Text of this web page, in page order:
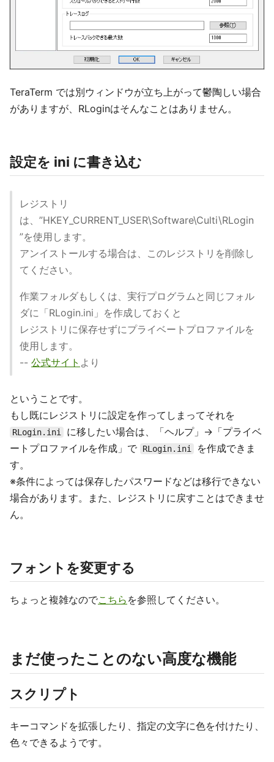
TeraTerm では別ウィンドウが立ち上がって鬱陶しい場合
がありますが、RLoginはそんなことはありません。
設定を ini に書き込む
レジストリ
は、”HKEY_CURRENT_USER\Software\Culti\RLogin
”を使用します。
アンイストールする場合は、このレジストリを削除し
てください。
作業フォルダもしくは、実行プログラムと同じフォル
ダに「RLogin.ini」を作成しておくと
レジストリに保存せずにプライベートプロファイルを
使用します。
-- 公式サイト より
ということです。
もし既にレジストリに設定を作ってしまってそれを
RLogin.ini
に移したい場合は、「ヘルプ」→「プライベ
ートプロファイルを作成」で
RLogin.ini
を作成できま
す。
※条件によっては保存したパスワードなどは移行できない
場合があります。また、レジストリに戻すことはできませ
ん。
フォントを変更する
ちょっと複雑なのでこちら を参照してください。
まだ使ったことのない高度な機能
スクリプト
キーコマンドを拡張したり、指定の文字に色を付けたり、
色々できるようです。